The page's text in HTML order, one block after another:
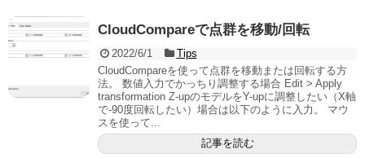
CloudCompareで点群を移動/回転
2022/6/1
Tips
CloudCompareを使って点群を移動または回転する方
法。 数値入力でかっちり調整する場合 Edit > Apply
transformation Z-upのモデルをY-upに調整したい（X軸
で-90度回転したい）場合は以下のように入力。 マウ
スを使って...
記事を読む